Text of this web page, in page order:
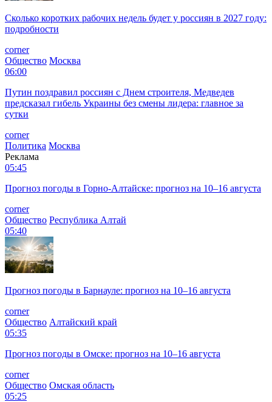
Сколько коротких рабочих недель будет у россиян в 2027 году:
подробности
corner
Общество Москва
06:00
Путин поздравил россиян с Днем строителя, Медведев
предсказал гибель Украины без смены лидера: главное за
сутки
corner
Политика Москва
Реклама
05:45
Прогноз погоды в Горно-Алтайске: прогноз на 10–16 августа
corner
Общество Республика Алтай
05:40
Прогноз погоды в Барнауле: прогноз на 10–16 августа
corner
Общество Алтайский край
05:35
Прогноз погоды в Омске: прогноз на 10–16 августа
corner
Общество Омская область
05:25